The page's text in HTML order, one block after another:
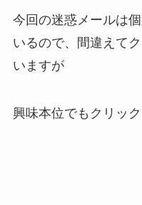
今回の迷惑メールは
いるので、間違えて
いますが
興味本位でもクリッ